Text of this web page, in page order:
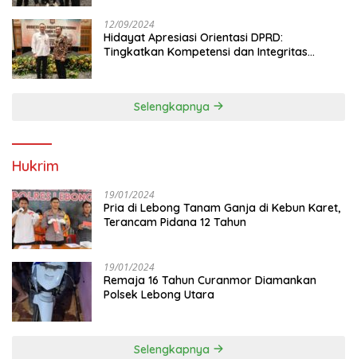
12/09/2024
Hidayat Apresiasi Orientasi DPRD:
Tingkatkan Kompetensi dan Integritas
Selengkapnya
Hukrim
19/01/2024
Pria di Lebong Tanam Ganja di Kebun Karet,
Terancam Pidana 12 Tahun
19/01/2024
Remaja 16 Tahun Curanmor Diamankan
Polsek Lebong Utara
Selengkapnya